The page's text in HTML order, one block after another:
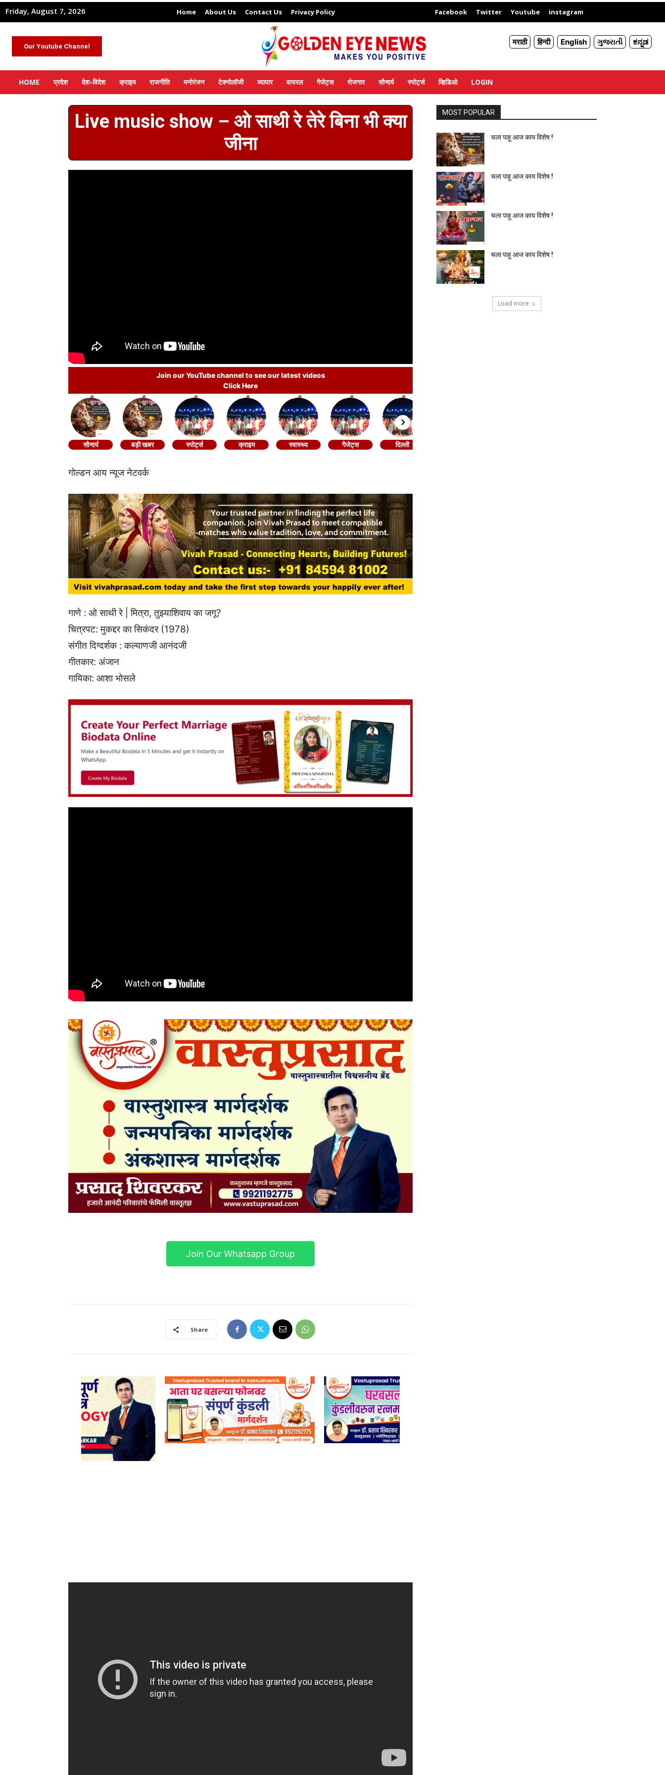
Friday, August 7, 2026 Home About Us Contact Us Privacy Policy Facebook Twitter Youtube instagram
Our Youtube Channel मराठी हिन्दी English ગુજરાતી ಕನ್ನಡ
HOME प्रदेश देश-विदेश क्राइम राजनीति मनोरंजन टेक्नोलॉजी व्यापार वायरल गैजेट्स रोजगार सौन्दर्य स्पोर्ट्स व्हिडिओ LOGIN
Live music show – ओ साथी रे तेरे बिना भी क्या
जीना
Join our YouTube channel to see our latest videos
Click Here
सौन्दर्य बड़ी खबर स्पोर्ट्स क्राइम स्वास्थ्य गैजेट्स दिल्ली
गोल्डन आय न्यूज नेटवर्क
गाणे : ओ साथी रे | मित्रा, तुझ्याशिवाय का जगू?
चित्रपट: मुकद्दर का सिकंदर (1978)
संगीत दिग्दर्शक : कल्याणजी आनंदजी
गीतकार: अंजान
गायिका: आशा भोसले
Join Our Whatsapp Group
Share
MOST POPULAR
चला पाहू आज काय विशेष !
चला पाहू आज काय विशेष !
चला पाहू आज काय विशेष !
चला पाहू आज काय विशेष !
Load more